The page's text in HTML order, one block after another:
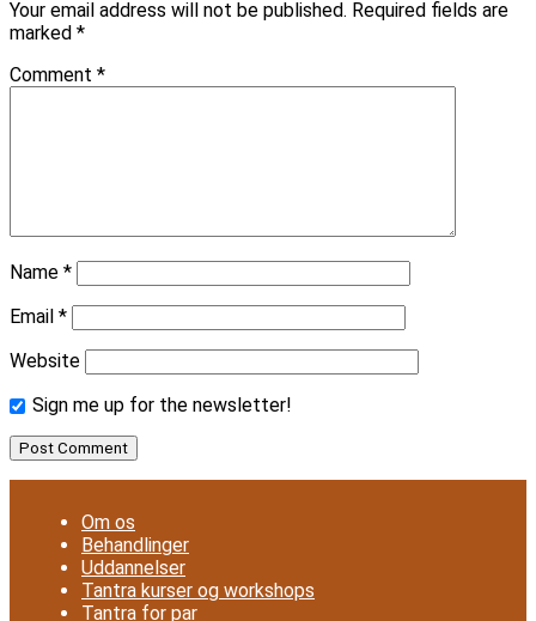
Your email address will not be published. Required fields are
marked *
Comment *
Name *
Email *
Website
Sign me up for the newsletter!
Om os
Behandlinger
Uddannelser
Tantra kurser og workshops
Tantra for par